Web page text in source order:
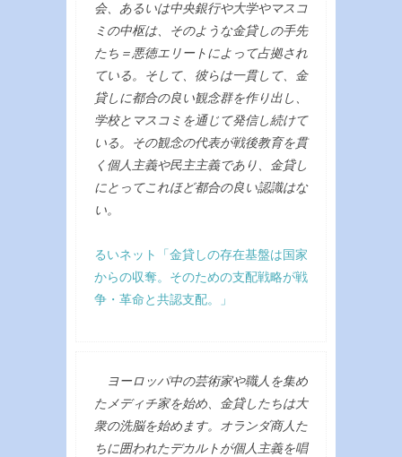
会、あるいは中央銀行や大学やマスコ
ミの中枢は、そのような金貸しの手先
たち＝悪徳エリートによって占拠され
ている。そして、彼らは一貫して、金
貸しに都合の良い観念群を作り出し、
学校とマスコミを通じて発信し続けて
いる。その観念の代表が戦後教育を貫
く個人主義や民主主義であり、金貸し
にとってこれほど都合の良い認識はな
い。
るいネット「金貸しの存在基盤は国家
からの収奪。そのための支配戦略が戦
争・革命と共認支配。」
ヨーロッパ中の芸術家や職人を集め
たメディチ家を始め、金貸したちは大
衆の洗脳を始めます。オランダ商人た
ちに囲われたデカルトが個人主義を唱